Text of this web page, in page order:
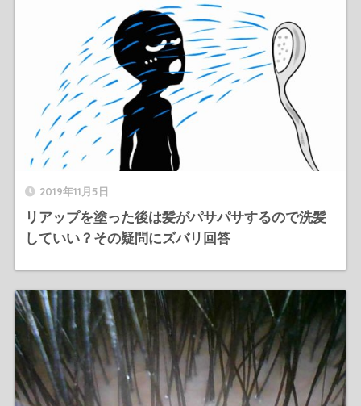
2019年11月5日
リアップを塗った後は髪がパサパサするので洗髪
していい？その疑問にズバリ回答